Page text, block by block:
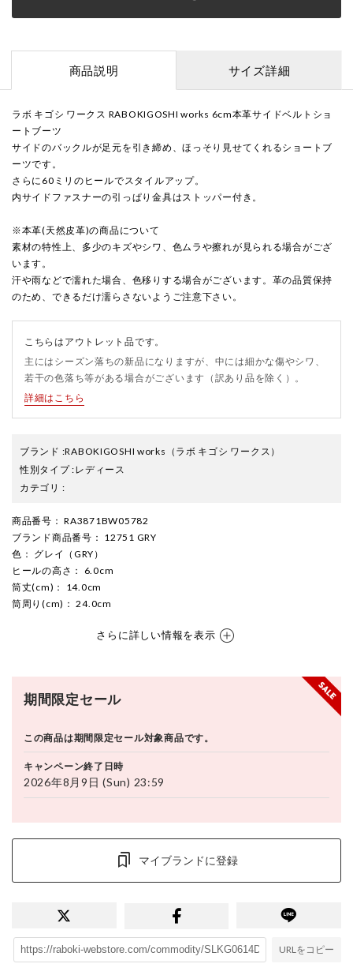
商品説明 サイズ詳細
ラボ キゴシ ワークス RABOKIGOSHI works 6cm本革サイドベルトショ
ートブーツ
サイドのバックルが足元を引き締め、ほっそり見せてくれるショートブ
ーツです。
さらに60ミリのヒールでスタイルアップ。
内サイドファスナーの引っぱり金具はストッパー付き。
※本革(天然皮革)の商品について
素材の特性上、多少のキズやシワ、色ムラや擦れが見られる場合がござ
います。
汗や雨などで濡れた場合、色移りする場合がございます。革の品質保持
のため、できるだけ濡らさないようご注意下さい。
こちらはアウトレット品です。
主にはシーズン落ちの新品になりますが、中には細かな傷やシワ、
若干の色落ち等がある場合がございます（訳あり品を除く）。
詳細はこちら
ブランド :RABOKIGOSHI works （ラボ キゴシ ワークス）
性別タイプ:レディース
カテゴリ :
商品番号 ： RA3871BW05782
ブランド商品番号 ： 12751 GRY
色 ： グレイ（GRY）
ヒールの高さ ： 6.0cm
筒丈(cm) ： 14.0cm
筒周り(cm) ： 24.0cm
さらに詳しい情報を表示
期間限定セール
この商品は期間限定セール対象商品です。
キャンペーン終了日時
2026年8月9日 (Sun) 23:59
マイブランドに登録
URLをコピー